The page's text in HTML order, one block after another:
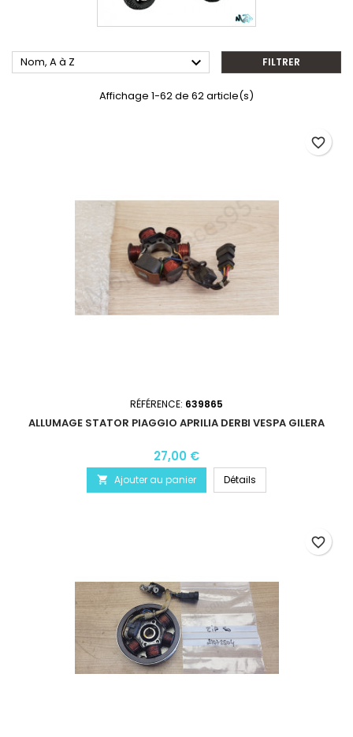
Nom, A à Z  FILTRER
Affichage 1-62 de 62 article(s)
RÉFÉRENCE: 639865
ALLUMAGE STATOR PIAGGIO APRILIA DERBI VESPA GILERA
27,00 €
 Ajouter au panier Détails
favorite_border
favorite_border